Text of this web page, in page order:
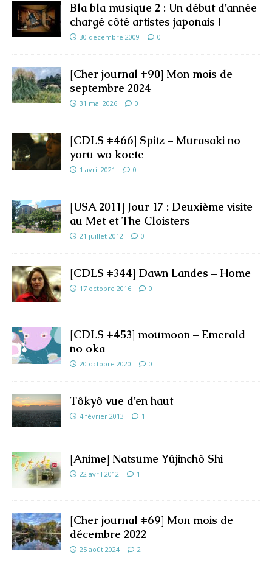
Bla bla musique 2 : Un début d’année
chargé côté artistes japonais !
30 décembre 2009 0
[Cher journal #90] Mon mois de
septembre 2024
31 mai 2026 0
[CDLS #466] Spitz – Murasaki no
yoru wo koete
1 avril 2021 0
[USA 2011] Jour 17 : Deuxième visite
au Met et The Cloisters
21 juillet 2012 0
[CDLS #344] Dawn Landes – Home
17 octobre 2016 0
[CDLS #453] moumoon – Emerald
no oka
20 octobre 2020 0
Tôkyô vue d’en haut
4 février 2013 1
[Anime] Natsume Yûjinchô Shi
22 avril 2012 1
[Cher journal #69] Mon mois de
décembre 2022
25 août 2024 2